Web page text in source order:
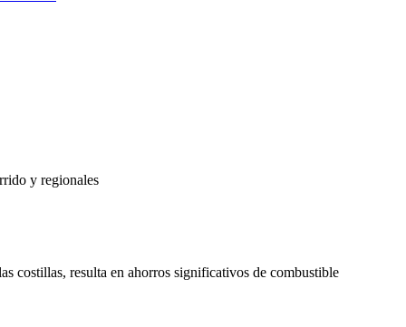
y regionales
costillas, resulta en ahorros significativos de combustible